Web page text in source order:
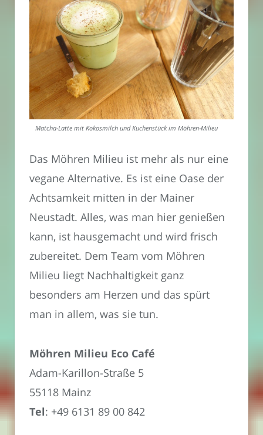
Matcha-Latte mit Kokosmilch und Kuchenstück im Möhren-Milieu
Das Möhren Milieu ist mehr als nur eine
vegane Alternative. Es ist eine Oase der
Achtsamkeit mitten in der Mainer
Neustadt. Alles, was man hier genießen
kann, ist hausgemacht und wird frisch
zubereitet. Dem Team vom Möhren
Milieu liegt Nachhaltigkeit ganz
besonders am Herzen und das spürt
man in allem, was sie tun.
Möhren Milieu Eco Café
Adam-Karillon-Straße 5
55118 Mainz
Tel: +49 6131 89 00 842